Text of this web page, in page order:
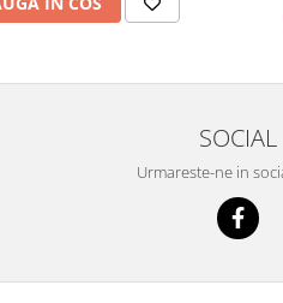
SOCIAL
Urmareste-ne in